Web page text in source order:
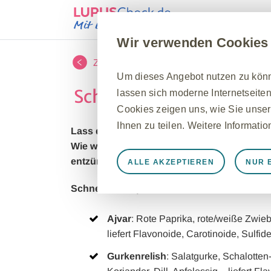
Zurück zur Übersicht
Schnell umsetzbar in
Lass deine eigene Küche zur
Wie wäre es mit leckeren Saucen/Dips
entzündliche Gewürze wie Kurkuma,
Schnelle Rezepte für mehr sekundäre
Ajvar: Rote Paprika, rote/weiße
liefert Flavonoide, Carotinoide,
Gurkenrelish: Salatgurke,
Wir verwenden Cookies
Um dieses Angebot nutzen zu
lassen sich moderne
Cookies zeigen uns, wie Sie
Ihnen zu teilen. Weitere
Immer aktiv Nur unbedingt
Notwendig, damit die Website
werden einige Cookies als
gleichkommen, wie z. B. das
können Ihren Browser so
NUR
ALLE AKZEPTIEREN